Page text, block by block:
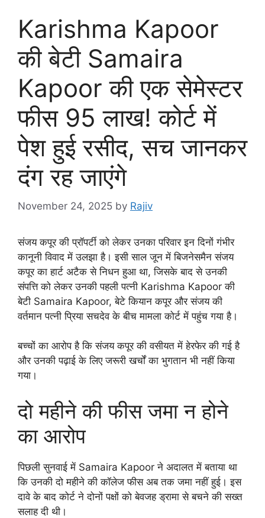
Karishma Kapoor
की बेटी Samaira
Kapoor की एक सेमेस्टर
फीस 95 लाख! कोर्ट में
पेश हुई रसीद, सच जानकर
दंग रह जाएंगे
November 24, 2025 by Rajiv
संजय कपूर की प्रॉपर्टी को लेकर उनका परिवार इन दिनों गंभीर
कानूनी विवाद में उलझा है। इसी साल जून में बिजनेसमैन संजय
कपूर का हार्ट अटैक से निधन हुआ था, जिसके बाद से उनकी
संपत्ति को लेकर उनकी पहली पत्नी Karishma Kapoor की
बेटी Samaira Kapoor, बेटे कियान कपूर और संजय की
वर्तमान पत्नी प्रिया सचदेव के बीच मामला कोर्ट में पहुंच गया है।
बच्चों का आरोप है कि संजय कपूर की वसीयत में हेरफेर की गई है
और उनकी पढ़ाई के लिए जरूरी खर्चों का भुगतान भी नहीं किया
गया।
दो महीने की फीस जमा न होने
का आरोप
पिछली सुनवाई में Samaira Kapoor ने अदालत में बताया था
कि उनकी दो महीने की कॉलेज फीस अब तक जमा नहीं हुई। इस
दावे के बाद कोर्ट ने दोनों पक्षों को बेवजह ड्रामा से बचने की सख्त
सलाह दी थी।